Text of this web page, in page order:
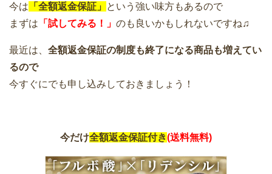
今は 「全額返金保証」
という強い味方もあるので
まずは 「試してみる！」 のも良いかもしれないですね♫
最近は、 全額返金保証の制度も終了になる商品も増えてい
るので
今すぐにでも申し込みしておきましょう！
今だけ全額返金保証付き(送料無料)